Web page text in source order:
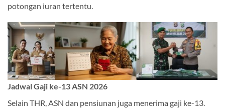
potongan iuran tertentu.
Jadwal Gaji ke-13 ASN 2026
Selain THR, ASN dan pensiunan juga menerima gaji ke-13.